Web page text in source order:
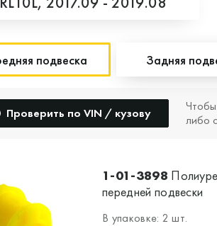
подвеска Задняя
Проверить по VIN / кузову
либо
1-01-3898
передней подвески
В упаковке: 2 шт.